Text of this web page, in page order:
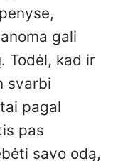
gali
Todėl, kad ir
svarbi
pagal
pas
savo odą,